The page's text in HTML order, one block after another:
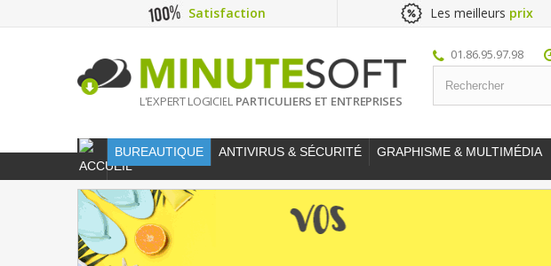
Satisfaction Les meilleurs prix
L'EXPERT LOGICIEL PARTICULIERS ET ENTREPRISES
01.86.95.97.98
BUREAUTIQUE ANTIVIRUS & SÉCURITÉ GRAPHISME & MULTIMÉDIA